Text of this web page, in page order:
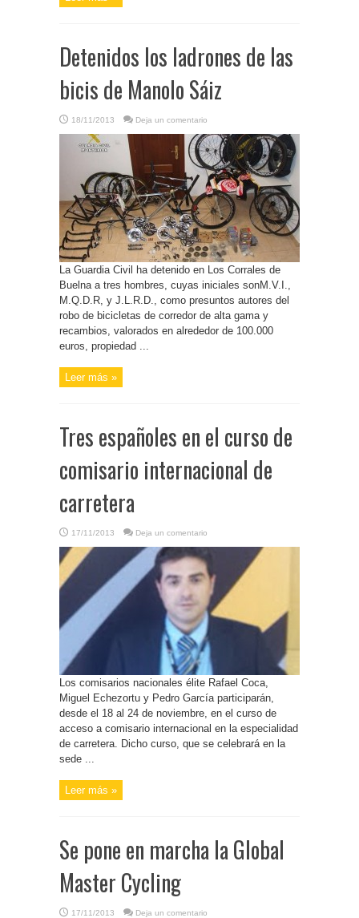
Detenidos los ladrones de las
bicis de Manolo Sáiz
18/11/2013 Deja un comentario
La Guardia Civil ha detenido en Los Corrales de
Buelna a tres hombres, cuyas iniciales sonM.V.I.,
M.Q.D.R, y J.L.R.D., como presuntos autores del
robo de bicicletas de corredor de alta gama y
recambios, valorados en alrededor de 100.000
euros, propiedad ...
Leer más »
Tres españoles en el curso de
comisario internacional de
carretera
17/11/2013 Deja un comentario
Los comisarios nacionales élite Rafael Coca,
Miguel Echezortu y Pedro García participarán,
desde el 18 al 24 de noviembre, en el curso de
acceso a comisario internacional en la especialidad
de carretera. Dicho curso, que se celebrará en la
sede ...
Leer más »
Se pone en marcha la Global
Master Cycling
17/11/2013 Deja un comentario